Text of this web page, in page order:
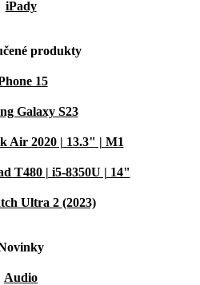
iPady
produkty
15
Galaxy S23
Air 2020 | 13.3" | M1
T480 | i5-8350U | 14"
Ultra 2 (2023)
Audio